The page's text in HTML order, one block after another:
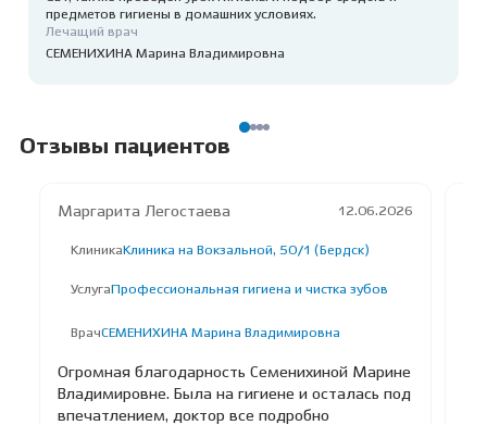
предметов гигиены в домашних условиях.
Лечащий врач
СЕМЕНИХИНА Марина Владимировна
Отзывы пациентов
Маргарита Легостаева 12.06.2026
Клиника Клиника на Вокзальной, 50/1 (Бердск)
Услуга Профессиональная гигиена и чистка зубов
ВрачСЕМЕНИХИНА Марина Владимировна
Огромная благодарность Семенихиной Марине
Владимировне. Была на гигиене и осталась под
впечатлением, доктор все подробно